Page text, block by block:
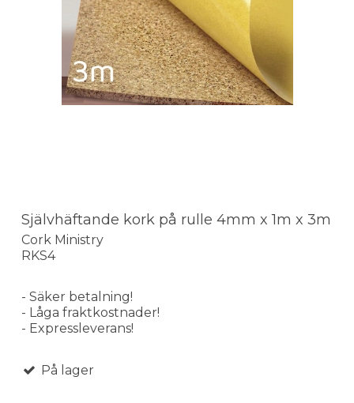
Självhäftande kork på rulle 4mm x 1m x 3m
Cork Ministry
RKS4
- Säker betalning!
- Låga fraktkostnader!
- Expressleverans!
På lager